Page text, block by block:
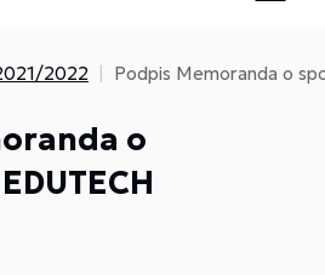
2022 Podpis Memoranda o
o